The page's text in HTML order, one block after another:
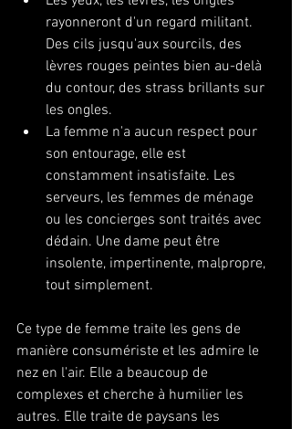
rayonneront d'un regard militant.
Des cils jusqu'aux sourcils, des
lèvres rouges peintes bien au-delà
du contour, des strass brillants sur
les ongles.
La femme n'a aucun respect pour
son entourage, elle est
constamment insatisfaite. Les
serveurs, les femmes de ménage
ou les concierges sont traités avec
dédain. Une dame peut être
insolente, impertinente, malpropre,
tout simplement.
Ce type de femme traite les gens de
manière consumériste et les admire le
nez en l'air. Elle a beaucoup de
complexes et cherche à humilier les
autres. Elle traite de paysans les